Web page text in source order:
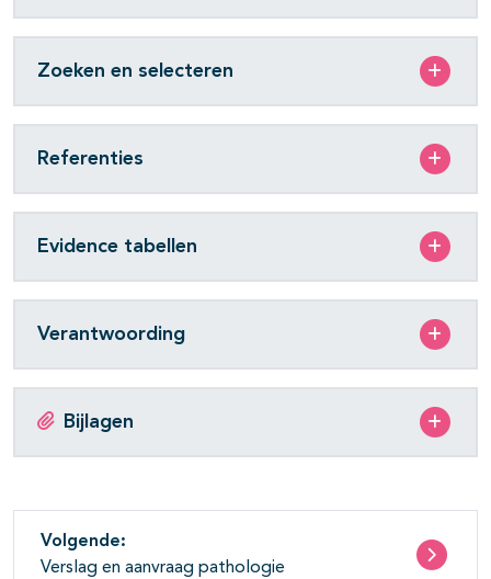
Zoeken en selecteren
Referenties
Evidence tabellen
Verantwoording
Bijlagen
Volgende:
Verslag en aanvraag pathologie